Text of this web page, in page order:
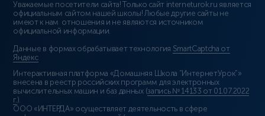
Уважаемые посетители сайта! Только сайт interneturok.ru является
официальным сайтом нашей школы! Любые другие сайты не
имеют к нам отношения и не являются источником
официальной информации.
Данные в формах обрабатывает технология SmartCaptcha от
Яндекс
Интерактивная платформа «Домашняя Школа “ИнтернетУрок”»
внесена в реестр российских программ для электронных
вычислительных машин и баз данных (запись № 14133 от 01.07.2022
г.).
ООО «ИНТЕРДА» осуществляет деятельность в сфере